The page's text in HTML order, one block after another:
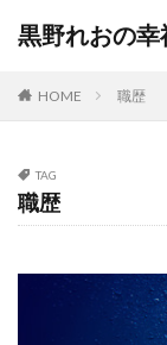
黒野れおの幸
HOME 職歴
TAG
職歴